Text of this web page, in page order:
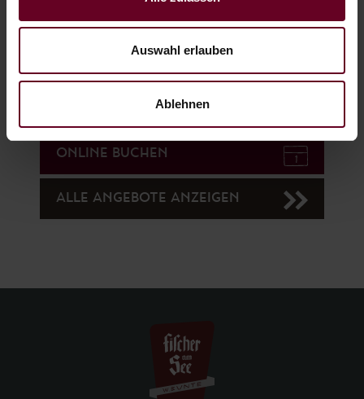
Auswahl erlauben
Ablehnen
ONLINE ANGEBOT ANFRAGEN
ONLINE BUCHEN
ALLE ANGEBOTE ANZEIGEN